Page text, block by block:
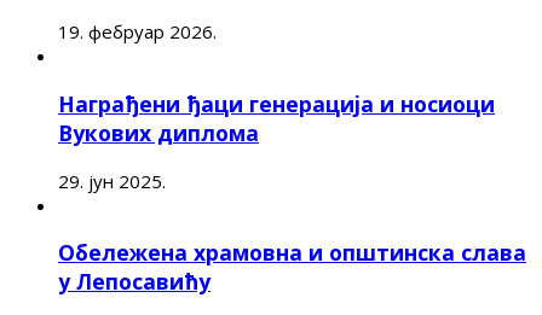
19. фебруар 2026.
Награђени ђаци генерација и носиоци
Вукових диплома
29. јун 2025.
Обележена храмовна и општинска слава
у Лепосавићу